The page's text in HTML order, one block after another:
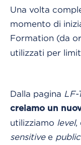
Una volta
momento di
Formation (da
utilizzati per
Dalla pagina LF-
creiamo un
utilizziamo level,
sensitivee public